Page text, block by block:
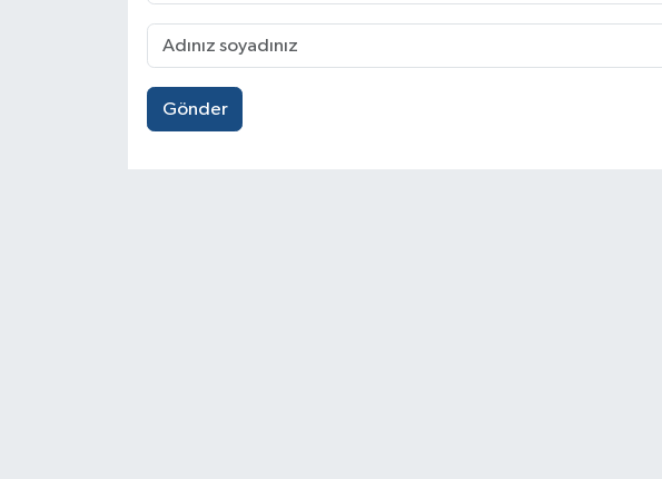
Gönder